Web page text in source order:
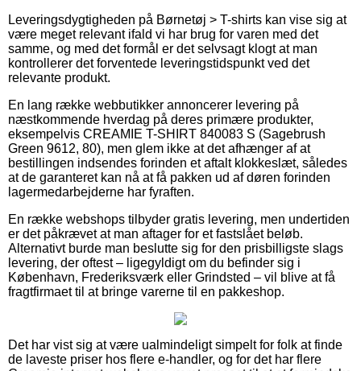
Leveringsdygtigheden på Børnetøj > T-shirts kan vise sig at
være meget relevant ifald vi har brug for varen med det
samme, og med det formål er det selvsagt klogt at man
kontrollerer det forventede leveringstidspunkt ved det
relevante produkt.
En lang række webbutikker annoncerer levering på
næstkommende hverdag på deres primære produkter,
eksempelvis CREAMIE T-SHIRT 840083 S (Sagebrush
Green 9612, 80), men glem ikke at det afhænger af at
bestillingen indsendes forinden et aftalt klokkeslæt, således
at de garanteret kan nå at få pakken ud af døren forinden
lagermedarbejderne har fyraften.
En række webshops tilbyder gratis levering, men undertiden
er det påkrævet at man aftager for et fastslået beløb.
Alternativt burde man beslutte sig for den prisbilligste slags
levering, der oftest – ligegyldigt om du befinder sig i
København, Frederiksværk eller Grindsted – vil blive at få
fragtfirmaet til at bringe varerne til en pakkeshop.
Det har vist sig at være ualmindeligt simpelt for folk at finde
de laveste priser hos flere e-handler, og for det har flere